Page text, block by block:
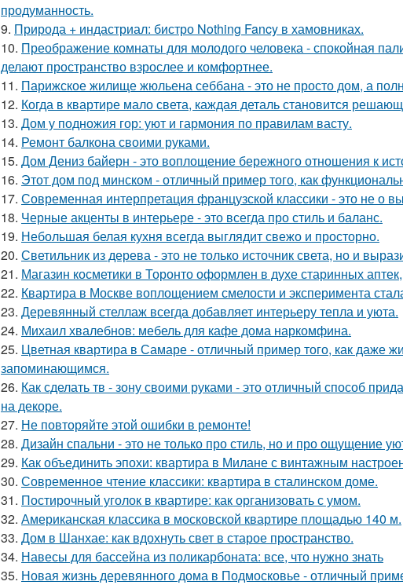
продуманность.
9. Природа + индастриал: бистро Nothing Fancy в хамовниках.
10. Преображение комнаты для молодого человека - спокойная
делают пространство взрослее и комфортнее.
11. Парижское жилище жюльена себбана - это не просто дом, а
12. Когда в квартире мало света, каждая деталь становится
13. Дом у подножия гор: уют и гармония по правилам васту.
14. Ремонт балкона своими руками.
15. Дом Дениз байерн - это воплощение бережного отношения к
16. Этот дом под минском - отличный пример того, как
17. Современная интерпретация французской классики - это не о
18. Черные акценты в интерьере - это всегда про стиль и баланс.
19. Небольшая белая кухня всегда выглядит свежо и просторно.
20. Светильник из дерева - это не только источник света, но и
21. Магазин косметики в Торонто оформлен в духе старинных
22. Квартира в Москве воплощением смелости и эксперимента
23. Деревянный стеллаж всегда добавляет интерьеру тепла и уюта.
24. Михаил хвалебнов: мебель для кафе дома наркомфина.
25. Цветная квартира в Самаре - отличный пример того, как даже
запоминающимся.
26. Как сделать тв - зону своими руками - это отличный способ
на декоре.
27. Не повторяйте этой ошибки в ремонте!
28. Дизайн спальни - это не только про стиль, но и про ощущение
29. Как объединить эпохи: квартира в Милане с винтажным
30. Современное чтение классики: квартира в сталинском доме.
31. Постирочный уголок в квартире: как организовать с умом.
32. Американская классика в московской квартире площадью 140 м.
33. Дом в Шанхае: как вдохнуть свет в старое пространство.
34. Навесы для бассейна из поликарбоната: все, что нужно знать
35. Новая жизнь деревянного дома в Подмосковье - отличный